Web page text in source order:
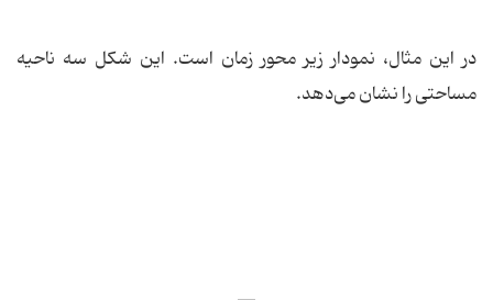
در این مثال، نمودار زیر محور زمان است. این شكل سه ناحیه
مساحتی را نشان می‌دهد.